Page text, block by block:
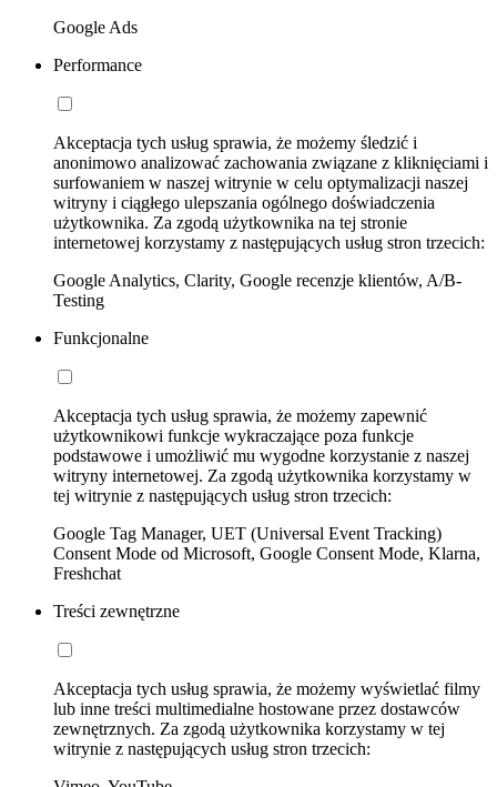
Google Ads
Performance
Akceptacja tych usług sprawia, że możemy śledzić i
anonimowo analizować zachowania związane z kliknięciami i
surfowaniem w naszej witrynie w celu optymalizacji naszej
witryny i ciągłego ulepszania ogólnego doświadczenia
użytkownika. Za zgodą użytkownika na tej stronie
internetowej korzystamy z następujących usług stron trzecich:
Google Analytics, Clarity, Google recenzje klientów, A/B-
Testing
Funkcjonalne
Akceptacja tych usług sprawia, że możemy zapewnić
użytkownikowi funkcje wykraczające poza funkcje
podstawowe i umożliwić mu wygodne korzystanie z naszej
witryny internetowej. Za zgodą użytkownika korzystamy w
tej witrynie z następujących usług stron trzecich:
Google Tag Manager, UET (Universal Event Tracking)
Consent Mode od Microsoft, Google Consent Mode, Klarna,
Freshchat
Treści zewnętrzne
Akceptacja tych usług sprawia, że możemy wyświetlać filmy
lub inne treści multimedialne hostowane przez dostawców
zewnętrznych. Za zgodą użytkownika korzystamy w tej
witrynie z następujących usług stron trzecich: